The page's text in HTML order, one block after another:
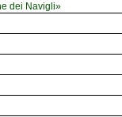
dei Navigli»